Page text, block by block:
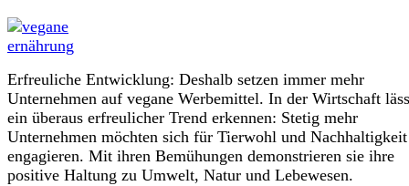
Erfreuliche Entwicklung: Deshalb setzen immer mehr
Unternehmen auf vegane Werbemittel. In der Wirtschaft
ein überaus erfreulicher Trend erkennen: Stetig mehr
Unternehmen möchten sich für Tierwohl und Nachhaltigkeit
engagieren. Mit ihren Bemühungen demonstrieren sie ihre
positive Haltung zu Umwelt, Natur und Lebewesen.